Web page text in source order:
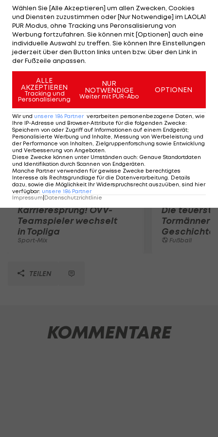
Sohn des Ex-Tennisstars Yannick Noah droht mit
Tony Parker auch der zweite Topstar der
Franzosen auszufallen. Der Guard der San Antonio
Spurs erlitt bei einer Schlägerei eine
Hornhautverletzung am linken Auge. Über seinen
Einsatz wird erst entschieden.
Mehr zum Thema
Karrieresprung! ÖVV-
Teamspieler wechselt
in Topliga
Sport-Mix
Die
Tormänner
Geschichte
Fußball
TEILEN
KOMMENTARE
Wählen Sie [Alle Akzeptieren] um allen Zwecken, Cookies
und Diensten zuzustimmen oder [Nur Notwendige] im LAOLA1
PUR Modus, ohne Tracking uns Peronsalisierung von
Werbung fortzufahren. Sie können mit [Optionen] auch eine
individuelle Auswahl zu treffen. Sie können Ihre Einstellungen
jederzeit über den Button links unten bzw. über den Link in
der Fußzeile anpassen.
ALLE
AKZEPTIEREN
Tracking und
Personalisierung
NUR
NOTWENDIGE
Weiter mit PUR-Abo
OPTIONEN
Wir und unsere 186 Partner verarbeiten personenbezogene Daten, wie
Ihre IP-Adresse und Browser-Attribute für die folgenden Zwecke:
Speichern von oder Zugriff auf Informationen auf einem Endgerät;
Personalisierte Werbung und Inhalte, Messung von Werbeleistung und
der Performance von Inhalten, Zielgruppenforschung sowie Entwicklung
und Verbesserung von Angeboten.
Diese Zwecke können unter Umständen auch: Genaue Standortdaten
und Identifikation durch Scannen von Endgeräten.
Manche Partner verwenden für gewisse Zwecke berechtigtes
Interesse als Rechtsgrundlage für die Datenverarbeitung. Details
dazu, sowie die Möglichkeit Ihr Widerspruchsrecht auszuüben, sind hier
verfügbar: unsere 186 Partner
Impressum Datenschutzrichtlinie